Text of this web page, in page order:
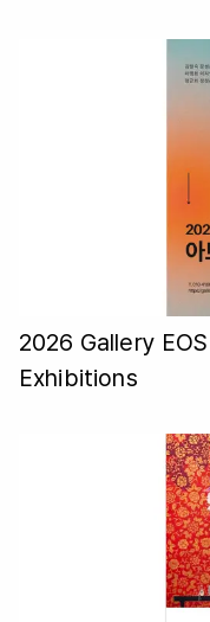
2026 Gallery EOS
Exhibitions